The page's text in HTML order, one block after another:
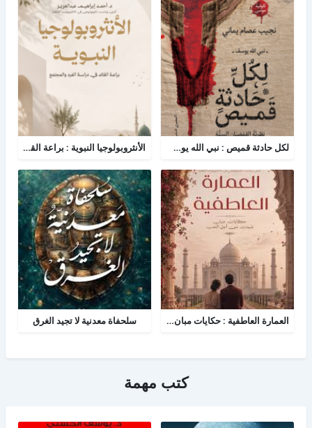
لكل حادثة قميص : نبي الله يوسف - نظرية القمصان الستة في قراءة القصة القرآنية الأنثروبولوجيا النبوية : براعة القائد في دراسة الفرد والمجتمع
العمارة العاطفية : حكايات مبان شيدن من أجل الحب سلحفاة معدنية لا تجيد الغرق
كتب مهمة